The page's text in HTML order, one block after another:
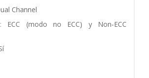
Channel
ECC (modo no ECC) y Non-ECC